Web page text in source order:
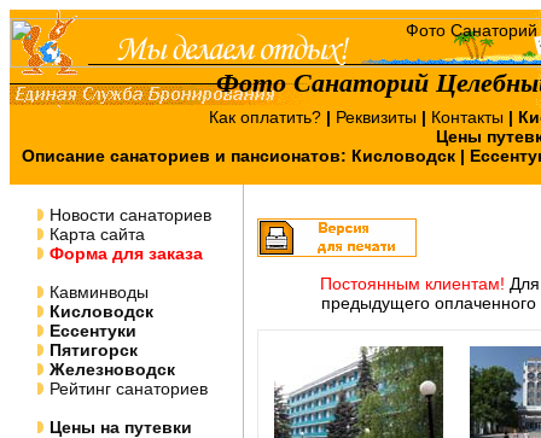
Фото Санаторий
Как оплатить? | Реквизиты | Контакты |
Цены
Описание санаториев и пансионатов: Кисловодск |
Новости санаториев
Карта сайта
Форма для заказа
Кавминводы
Кисловодск
Ессентуки
Пятигорск
Железноводск
Рейтинг санаториев
Цены на путевки
Постоянным клиентам!
предыдущего оплаченного